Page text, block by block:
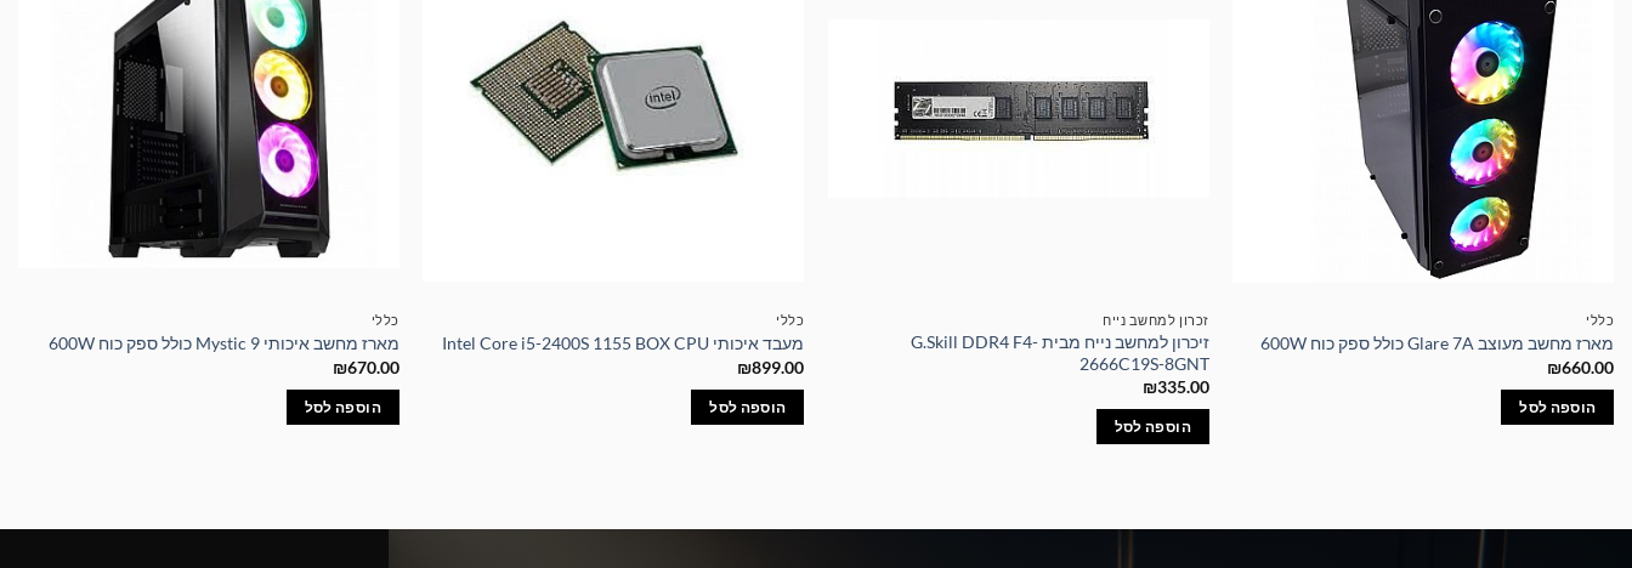
כללי
מארז מחשב מעוצב Glare 7A כולל ספק כוח 600W
₪660.00
הוספה לסל
זכרון למחשב נייח
זיכרון למחשב נייח מבית G.Skill DDR4 F4-
2666C19S-8GNT
₪335.00
הוספה לסל
כללי
מעבד איכותי Intel Core i5-2400S 1155 BOX CPU
₪899.00
הוספה לסל
כללי
מארז מחשב איכותי Mystic 9 כולל ספק כוח 600W
₪670.00
הוספה לסל